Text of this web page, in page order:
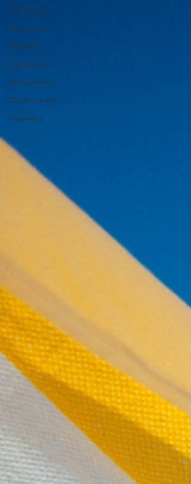
Alle blogs
Financieel
Vitaliteit
Pensionado
Werknemer
Ondernemer
Inspiratie